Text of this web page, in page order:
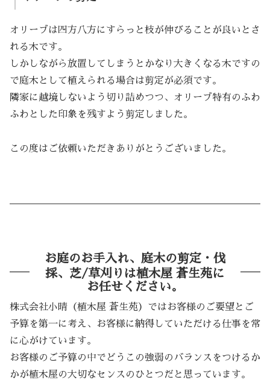
オリーブは四方八方にすらっと枝が伸びることが良いとさ
れる木です。
しかしながら放置してしまうとかなり大きくなる木ですの
で庭木として植えられる場合は剪定が必須です。
隣家に越境しないよう切り詰めつつ、オリーブ特有のふわ
ふわとした印象を残すよう剪定しました。
この度はご依頼いただきありがとうございました。
お庭のお手入れ、庭木の剪定・伐
採、芝/草刈りは植木屋 蒼生苑に
お任せください。
株式会社小晴（植木屋 蒼生苑）ではお客様のご要望とご
予算を第一に考え、お客様に納得していただける仕事を常
に心がけています。
お客様のご予算の中でどうこの強弱のバランスをつけるか
かが植木屋の大切なセンスのひとつだと思っています。